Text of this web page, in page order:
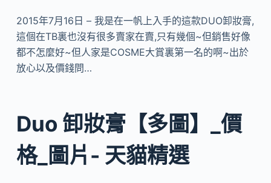
2015年7月16日 – 我是在一帆上入手的這款DUO卸妝膏,
這個在TB裏也沒有很多賣家在賣,只有幾個~但銷售好像
都不怎麼好~但人家是COSME大賞裏第一名的啊~出於
放心以及價錢問…
Duo 卸妝膏【多圖】_價
格_圖片- 天貓精選